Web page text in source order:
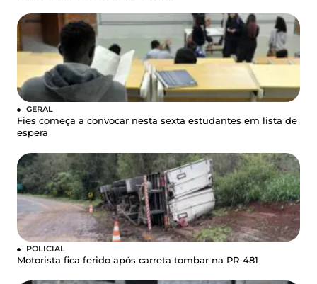
GERAL
Fies começa a convocar nesta sexta estudantes em lista de
espera
POLICIAL
Motorista fica ferido após carreta tombar na PR-481